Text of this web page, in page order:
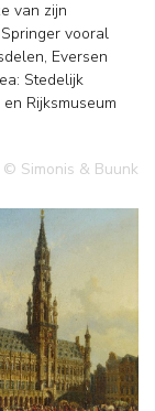
vooral
Eversen
Rijksmuseum
© Simonis & Buunk